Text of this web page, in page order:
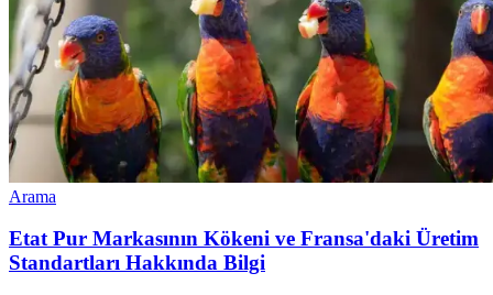
Arama
Etat Pur Markasının Kökeni ve Fransa'daki Üretim
Standartları Hakkında Bilgi